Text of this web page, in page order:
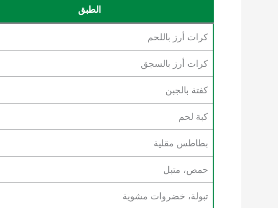
الطبق
كرات أرز باللحم
كرات أرز بالسجق
كفتة بالجبن
كبة لحم
بطاطس مقلية
حمص، متبل
تبولة، خضروات مشوية